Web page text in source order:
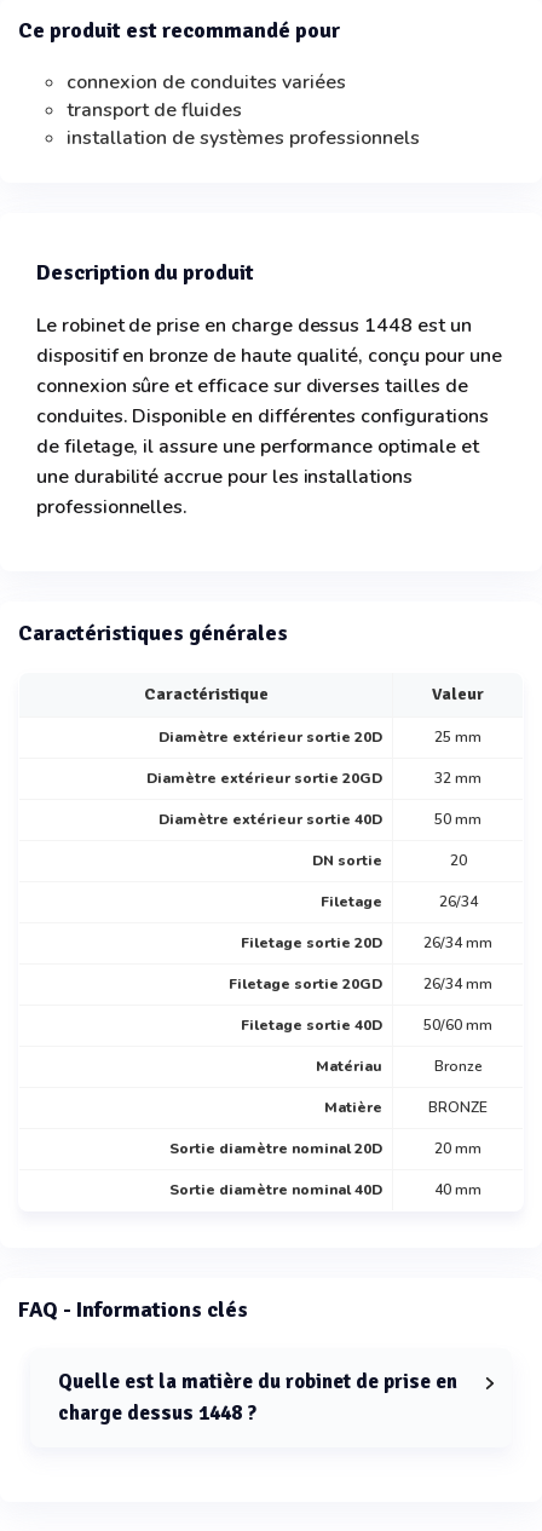
Ce produit est recommandé pour
connexion de conduites variées
transport de fluides
installation de systèmes professionnels
Description du produit
Le robinet de prise en charge dessus 1448 est un
dispositif en bronze de haute qualité, conçu pour une
connexion sûre et efficace sur diverses tailles de
conduites. Disponible en différentes configurations
de filetage, il assure une performance optimale et
une durabilité accrue pour les installations
professionnelles.
Caractéristiques générales
Caractéristique Valeur
Diamètre extérieur sortie 20D 25 mm
Diamètre extérieur sortie 20GD 32 mm
Diamètre extérieur sortie 40D 50 mm
DN sortie 20
Filetage 26/34
Filetage sortie 20D 26/34 mm
Filetage sortie 20GD 26/34 mm
Filetage sortie 40D 50/60 mm
Matériau Bronze
Matière BRONZE
Sortie diamètre nominal 20D 20 mm
Sortie diamètre nominal 40D 40 mm
FAQ - Informations clés
Quelle est la matière du robinet de prise en
charge dessus 1448 ?